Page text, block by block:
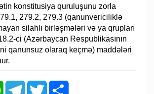
konstitusiya quruluşunu zorla
279.2, 279.3 (qanunvericiliklə
silahlı birləşmələri və ya qrupları
ci (Azərbaycan Respublikasının
qanunsuz olaraq keçmə) maddələri
WhatsAppTelegramTwitter